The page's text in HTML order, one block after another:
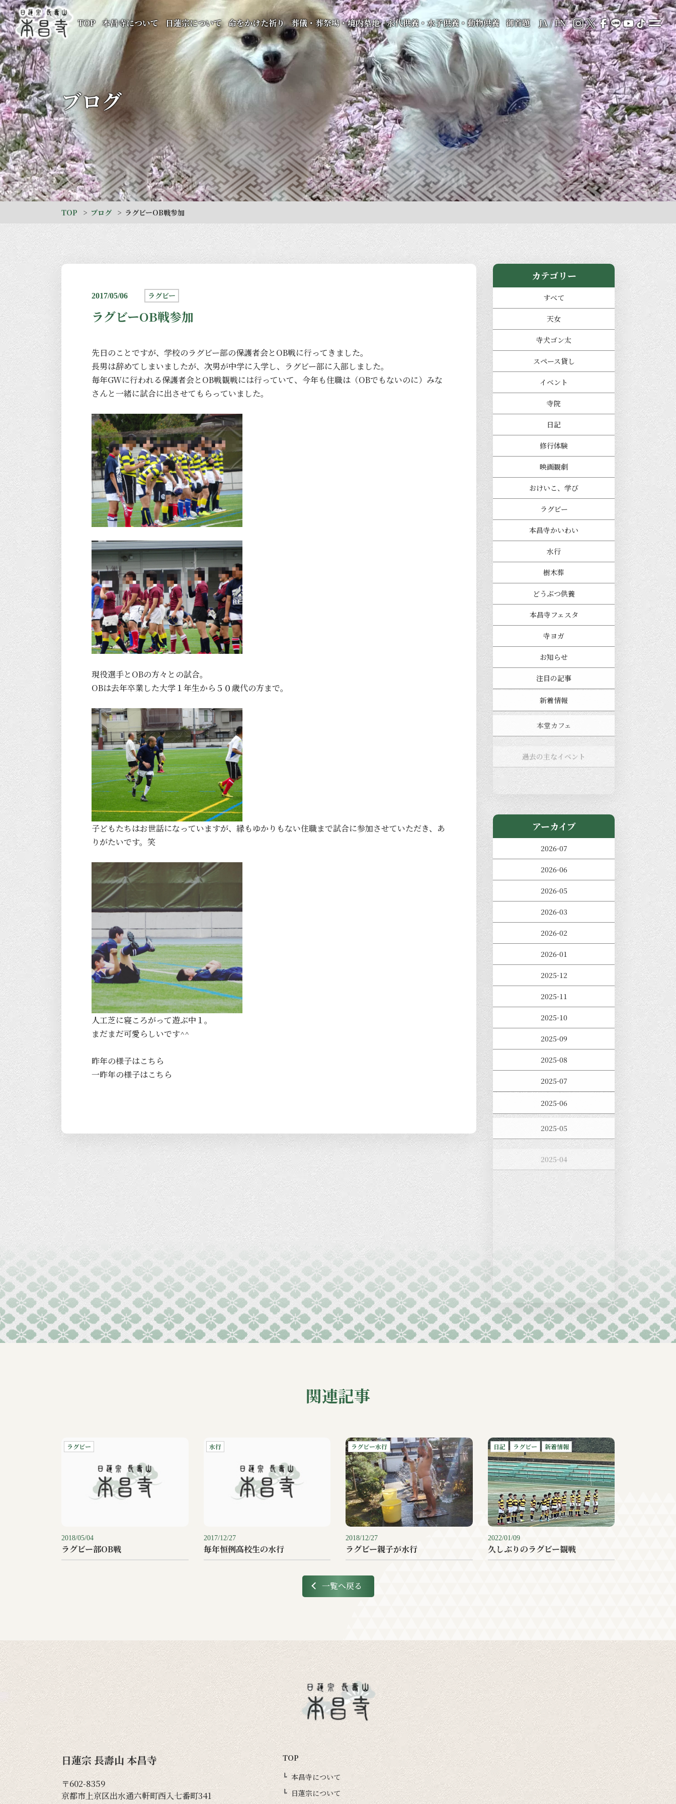
TOP 本昌寺について 日蓮宗について 命をかけた祈り 葬儀・葬祭場・境内墓地 永代供養・水子供養・動物供養 御首題 JA/EN
ブログ
TOP ブログ ラグビーOB戦参加
2017/05/06 ラグビー
ラグビーOB戦参加
先日のことですが、学校のラグビー部の保護者会とOB戦に行ってきました。
長男は辞めてしまいましたが、次男が中学に入学し、ラグビー部に入部しました。
毎年GWに行われる保護者会とOB戦観戦には行っていて、今年も住職は（OBでもないのに）みな
さんと一緒に試合に出させてもらっていました。
現役選手とOBの方々との試合。
OBは去年卒業した大学１年生から５０歳代の方まで。
子どもたちはお世話になっていますが、縁もゆかりもない住職まで試合に参加させていただき、あ
りがたいです。笑
人工芝に寝ころがって遊ぶ中１。
まだまだ可愛らしいです^^
昨年の様子はこちら
一昨年の様子はこちら
カテゴリー
すべて
天女
寺犬ゴン太
スペース貸し
イベント
寺院
日記
修行体験
映画観劇
おけいこ、学び
ラグビー
本昌寺かいわい
水行
樹木葬
どうぶつ供養
本昌寺フェスタ
寺ヨガ
お知らせ
注目の記事
新着情報
本堂カフェ
過去の主なイベント
児玉工具店
アーカイブ
2026-07
2026-06
2026-05
2026-03
2026-02
2026-01
2025-12
2025-11
2025-10
2025-09
2025-08
2025-07
2025-06
2025-04
2025-03
2024-11
2024-10
2024-09
関連記事
ラグビー
2018/05/04
ラグビー部OB戦
水行
2017/12/27
毎年恒例高校生の水行
ラグビー水行
2018/12/27
ラグビー親子が水行
日記 ラグビー 新着情報
2022/01/09
久しぶりのラグビー観戦
一覧へ戻る
日蓮宗 長壽山 本昌寺
〒602-8359
京都市上京区出水通六軒町西入七番町341
TOP
本昌寺について
日蓮宗について